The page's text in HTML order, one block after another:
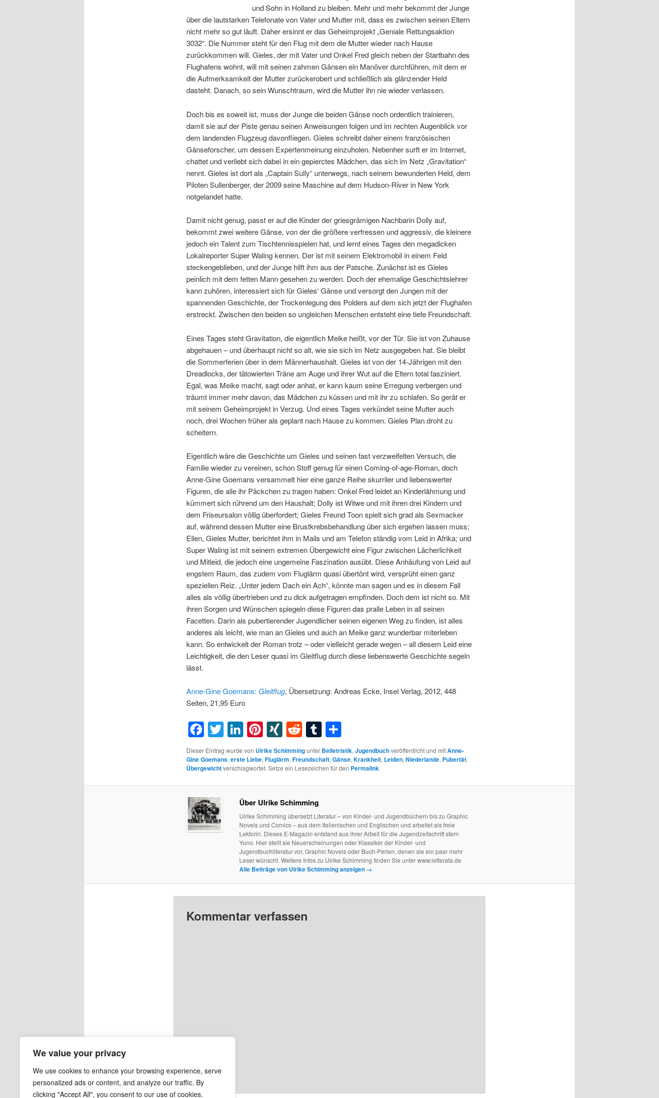
We value your privacy
We use cookies to enhance your browsing experience, serve
personalized ads or content, and analyze our traffic. By
clicking "Accept All", you consent to our use of cookies.
und Sohn in Holland zu bleiben. Mehr und mehr bekommt der Junge
über die lautstarken Telefonate von Vater und Mutter mit, dass es zwischen seinen Eltern
nicht mehr so gut läuft. Daher ersinnt er das Geheimprojekt „Geniale Rettungsaktion
3032“. Die Nummer steht für den Flug mit dem die Mutter wieder nach Hause
zurückkommen will. Gieles, der mit Vater und Onkel Fred gleich neben der Startbahn des
Flughafens wohnt, will mit seinen zahmen Gänsen ein Manöver durchführen, mit dem er
die Aufmerksamkeit der Mutter zurückerobert und schließlich als glänzender Held
dasteht. Danach, so sein Wunschtraum, wird die Mutter ihn nie wieder verlassen.
Doch bis es soweit ist, muss der Junge die beiden Gänse noch ordentlich trainieren,
damit sie auf der Piste genau seinen Anweisungen folgen und im rechten Augenblick vor
dem landenden Flugzeug davonfliegen. Gieles schreibt daher einem französischen
Gänseforscher, um dessen Expertenmeinung einzuholen. Nebenher surft er im Internet,
chattet und verliebt sich dabei in ein gepierctes Mädchen, das sich im Netz „Gravitation“
nennt. Gieles ist dort als „Captain Sully“ unterwegs, nach seinem bewunderten Held, dem
Piloten Sullenberger, der 2009 seine Maschine auf dem Hudson-River in New York
notgelandet hatte.
Damit nicht genug, passt er auf die Kinder der griesgrämigen Nachbarin Dolly auf,
bekommt zwei weitere Gänse, von der die größere verfressen und aggressiv, die kleinere
jedoch ein Talent zum Tischtennisspielen hat, und lernt eines Tages den megadicken
Lokalreporter Super Waling kennen. Der ist mit seinem Elektromobil in einem Feld
steckengeblieben, und der Junge hilft ihm aus der Patsche. Zunächst ist es Gieles
peinlich mit dem fetten Mann gesehen zu werden. Doch der ehemalige Geschichtslehrer
kann zuhören, interessiert sich für Gieles‘ Gänse und versorgt den Jungen mit der
spannenden Geschichte, der Trockenlegung des Polders auf dem sich jetzt der Flughafen
erstreckt. Zwischen den beiden so ungleichen Menschen entsteht eine tiefe Freundschaft.
Eines Tages steht Gravitation, die eigentlich Meike heißt, vor der Tür. Sie ist von Zuhause
abgehauen – und überhaupt nicht so alt, wie sie sich im Netz ausgegeben hat. Sie bleibt
die Sommerferien über in dem Männerhaushalt. Gieles ist von der 14-Jährigen mit den
Dreadlocks, der tätowierten Träne am Auge und ihrer Wut auf die Eltern total fasziniert.
Egal, was Meike macht, sagt oder anhat, er kann kaum seine Erregung verbergen und
träumt immer mehr davon, das Mädchen zu küssen und mit ihr zu schlafen. So gerät er
mit seinem Geheimprojekt in Verzug. Und eines Tages verkündet seine Mutter auch
noch, drei Wochen früher als geplant nach Hause zu kommen. Gieles Plan droht zu
scheitern.
Eigentlich wäre die Geschichte um Gieles und seinen fast verzweifelten Versuch, die
Familie wieder zu vereinen, schon Stoff genug für einen Coming-of-age-Roman, doch
Anne-Gine Goemans versammelt hier eine ganze Reihe skurriler und liebenswerter
Figuren, die alle ihr Päckchen zu tragen haben: Onkel Fred leidet an Kinderlähmung und
kümmert sich rührend um den Haushalt; Dolly ist Witwe und mit ihren drei Kindern und
dem Friseursalon völlig überfordert; Gieles Freund Toon spielt sich grad als Sexmacker
auf, während dessen Mutter eine Brustkrebsbehandlung über sich ergehen lassen muss;
Ellen, Gieles Mutter, berichtet ihm in Mails und am Telefon ständig vom Leid in Afrika; und
Super Waling ist mit seinem extremen Übergewicht eine Figur zwischen Lächerlichkeit
und Mitleid, die jedoch eine ungemeine Faszination ausübt. Diese Anhäufung von Leid auf
engstem Raum, das zudem vom Fluglärm quasi übertönt wird, versprüht einen ganz
speziellen Reiz. „Unter jedem Dach ein Ach“, könnte man sagen und es in diesem Fall
alles als völlig übertrieben und zu dick aufgetragen empfinden. Doch dem ist nicht so. Mit
ihren Sorgen und Wünschen spiegeln diese Figuren das pralle Leben in all seinen
Facetten. Darin als pubertierender Jugendlicher seinen eigenen Weg zu finden, ist alles
anderes als leicht, wie man an Gieles und auch an Meike ganz wunderbar miterleben
kann. So entwickelt der Roman trotz – oder vielleicht gerade wegen – all diesem Leid eine
Leichtigkeit, die den Leser quasi im Gleitflug durch diese liebenswerte Geschichte segeln
lässt.
Anne-Gine Goemans: Gleitflug, Übersetzung: Andreas Ecke, Insel Verlag, 2012, 448
Seiten, 21,95 Euro
Facebook
Twitter
LinkedIn
Pinterest
XINGReddit
Tumblr
Teilen
Dieser Eintrag wurde von Ulrike Schimmingunter Belletristik, Jugendbuchveröffentlicht und mitAnne-
Gine Goemans, erste Liebe, Fluglärm, Freundschaft, Gänse, Krankheit, Leiden, Niederlande, Pubertät,
Übergewichtverschlagwortet. Setze ein Lesezeichen für den Permalink.
Über Ulrike Schimming
Ulrike Schimming übersetzt Literatur – von Kinder- und Jugendbüchern bis zu Graphic
Novels und Comics – aus dem Italienischen und Englischen und arbeitet als freie
Lektorin. Dieses E-Magazin entstand aus ihrer Arbeit für die Jugendzeitschrift stern
Yuno. Hier stellt sie Neuerscheinungen oder Klassiker der Kinder- und
Jugendbuchliteratur vor, Graphic Novels oder Buch-Perlen, denen sie ein paar mehr
Leser wünscht. Weitere Infos zu Ulrike Schimming finden Sie unter www.letterata.de
Alle Beiträge von Ulrike Schimming anzeigen →
Kommentar verfassen